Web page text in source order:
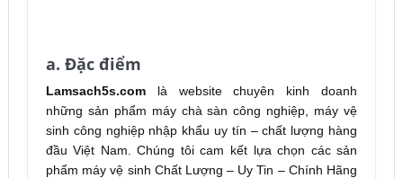
a. Đặc điểm
Lamsach5s.comlà website chuyên kinh doanh
những sản phẩm máy chà sàn công nghiệp, máy vệ
sinh công nghiệp nhập khẩu uy tín – chất lượng hàng
đầu Việt Nam. Chúng tôi cam kết lựa chọn các sản
phẩm máy vệ sinh Chất Lượng – Uy Tin – Chính Hãng